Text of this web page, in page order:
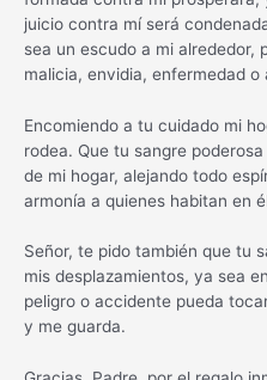
juicio contra mí será
sea un escudo a mi alrededor,
malicia, envidia, enfermedad
Encomiendo a tu cuidado mi
rodea. Que tu sangre
de mi hogar, alejando todo
armonía a quienes habitan en
Señor, te pido también que tu
mis desplazamientos, ya sea
peligro o accidente pueda
y me guarda.